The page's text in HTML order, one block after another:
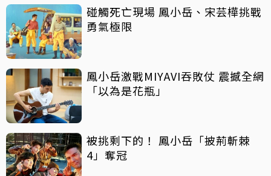
碰觸死亡現場 鳳小岳、宋芸樺挑戰
勇氣極限
鳳小岳激戰MIYAVI吞敗仗 震撼全網
「以為是花瓶」
被挑剩下的！ 鳳小岳「披荊斬棘
4」奪冠